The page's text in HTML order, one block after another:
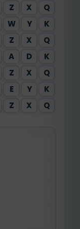
Z X
Q
W Y
K
Z X
Q
A D
K
Z X
Q
E Y
K
Z X Q